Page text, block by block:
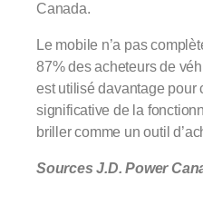
Canada.
Le mobile n’a pas
87% des acheteurs de
est utilisé davantage pour
significative de la
briller comme un outil
Sources J.D. Power